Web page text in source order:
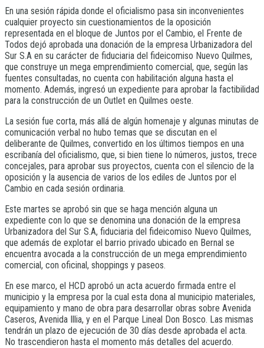
En una sesión rápida donde el oficialismo pasa sin inconvenientes
cualquier proyecto sin cuestionamientos de la oposición
representada en el bloque de Juntos por el Cambio, el Frente de
Todos dejó aprobada una donación de la empresa Urbanizadora del
Sur S.A en su carácter de fiduciaria del fideicomiso Nuevo Quilmes,
que construye un mega emprendimiento comercial, que, según las
fuentes consultadas, no cuenta con habilitación alguna hasta el
momento. Además, ingresó un expediente para aprobar la factibilidad
para la construcción de un Outlet en Quilmes oeste.
La sesión fue corta, más allá de algún homenaje y algunas minutas de
comunicación verbal no hubo temas que se discutan en el
deliberante de Quilmes, convertido en los últimos tiempos en una
escribanía del oficialismo, que, si bien tiene lo números, justos, trece
concejales, para aprobar sus proyectos, cuenta con el silencio de la
oposición y la ausencia de varios de los ediles de Juntos por el
Cambio en cada sesión ordinaria.
Este martes se aprobó sin que se haga mención alguna un
expediente con lo que se denomina una donación de la empresa
Urbanizadora del Sur S.A, fiduciaria del fideicomiso Nuevo Quilmes,
que además de explotar el barrio privado ubicado en Bernal se
encuentra avocada a la construcción de un mega emprendimiento
comercial, con oficinal, shoppings y paseos.
En ese marco, el HCD aprobó un acta acuerdo firmada entre el
municipio y la empresa por la cual esta dona al municipio materiales,
equipamiento y mano de obra para desarrollar obras sobre Avenida
Caseros, Avenida Illia, y en el Parque Lineal Don Bosco. Las mismas
tendrán un plazo de ejecución de 30 días desde aprobada el acta.
No trascendieron hasta el momento más detalles del acuerdo.